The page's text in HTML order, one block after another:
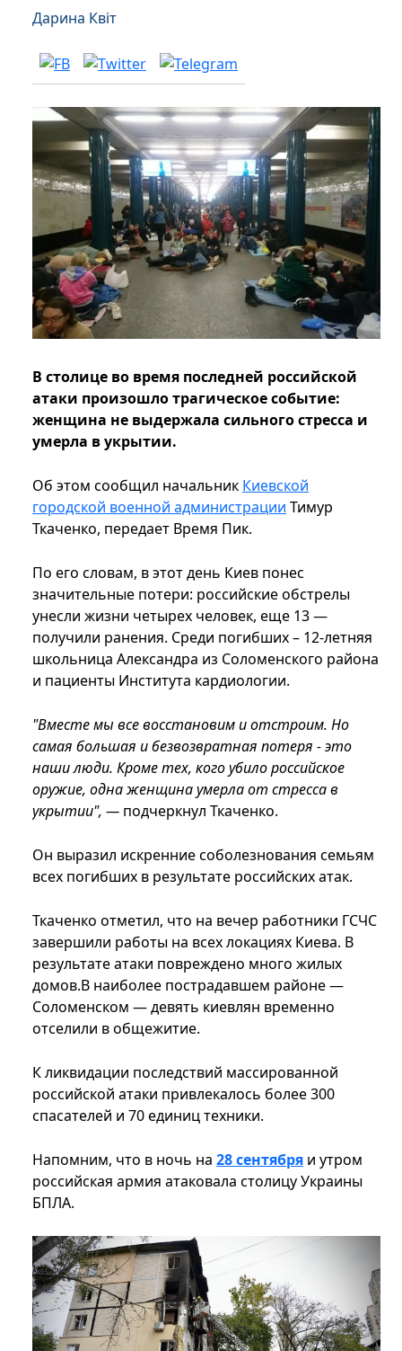
Дарина Квіт
В столице во время последней российской
атаки произошло трагическое событие:
женщина не выдержала сильного стресса и
умерла в укрытии.
Об этом сообщил начальник Киевской
городской военной администрации Тимур
Ткаченко, передает Время Пик.
По его словам, в этот день Киев понес
значительные потери: российские обстрелы
унесли жизни четырех человек, еще 13 —
получили ранения. Среди погибших – 12-летняя
школьница Александра из Соломенского района
и пациенты Института кардиологии.
"Вместе мы все восстановим и отстроим. Но
самая большая и безвозвратная потеря - это
наши люди. Кроме тех, кого убило российское
оружие, одна женщина умерла от стресса в
укрытии", — подчеркнул Ткаченко.
Он выразил искренние соболезнования семьям
всех погибших в результате российских атак.
Ткаченко отметил, что на вечер работники ГСЧС
завершили работы на всех локациях Киева. В
результате атаки повреждено много жилых
домов.В наиболее пострадавшем районе —
Соломенском — девять киевлян временно
отселили в общежитие.
К ликвидации последствий массированной
российской атаки привлекалось более 300
спасателей и 70 единиц техники.
Напомним, что в ночь на 28 сентября и утром
российская армия атаковала столицу Украины
БПЛА.